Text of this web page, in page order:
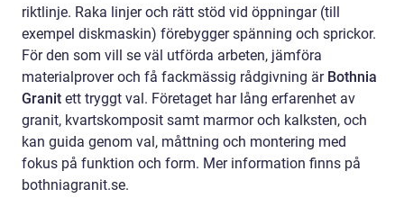
riktlinje. Raka linjer och rätt stöd vid öppningar (till
exempel diskmaskin) förebygger spänning och sprickor.
För den som vill se väl utförda arbeten, jämföra
materialprover och få fackmässig rådgivning är Bothnia
Granit ett tryggt val. Företaget har lång erfarenhet av
granit, kvartskomposit samt marmor och kalksten, och
kan guida genom val, måttning och montering med
fokus på funktion och form. Mer information finns på
bothniagranit.se.